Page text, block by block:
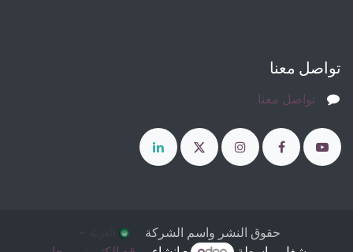
تواصل معنا
تواصل معنا
حقوق النشر واسم الشركة